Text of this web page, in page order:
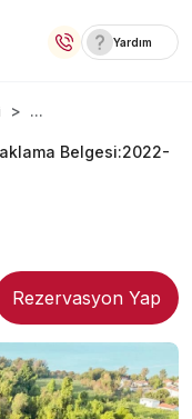
Yardım
...
Belgesi:2022-
Rezervasyon Yap